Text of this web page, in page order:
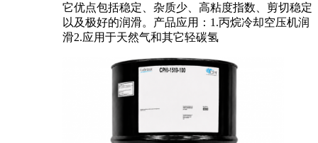
它优点包括稳定、杂质少、高粘度指数、剪切稳定
以及极好的润滑。产品应用：1.丙烷冷却空压机润
滑2.应用于天然气和其它轻碳氢